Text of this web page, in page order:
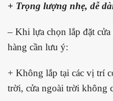
+ Trọng lượng nhẹ, dễ
– Khi lựa chọn lắp đặt
hàng cần lưu ý:
+ Không lắp tại các vị trí
trời, cửa ngoài trời không